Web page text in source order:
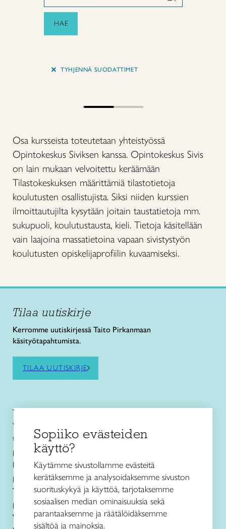
HAE
+TYHJENNÄ SUODATTIMET
Osa kursseista toteutetaan yhteistyössä
Opintokeskus Siviksen kanssa. Opintokeskus Sivis
on lain mukaan velvoitettu keräämään
Tilastokeskuksen määrittämiä tilastotietoja
koulutusten osallistujista. Siksi niiden kurssien
ilmoittautujilta kysytään joitain taustatietoja mm.
sukupuoli, koulutustausta, kieli. Tietoja käsitellään
vain laajoina massatietoina vapaan sivistystyön
koulutusten opiskelijaprofiilin kuvaamiseksi.
Tilaa uutiskirje
Kerromme uutiskirjessä Taito Pirkanmaan
käsityötapahtumista.
TILAA UUTISKIRJE
Taito Pirkanmaa ry
Vuolteentori 2, 33100 Tampere
toimisto@taitopirkanmaa.fi
p. 050 471 0691
Käsityö- ja muotoilukoulu Näpsä
p. 050 560 6332
Taito Shop Tampere
p. 050 598 4367
Verkkokauppa
Sopiiko evästeiden
käyttö?
Käytämme sivustollamme evästeitä
kerätäksemme ja analysoidaksemme sivuston
suorituskykyä ja käyttöä, tarjotaksemme
sosiaalisen median ominaisuuksia sekä
parantaaksemme ja räätälöidäksemme
sisältöä ja mainoksia.